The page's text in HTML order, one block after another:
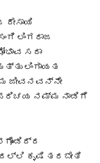
ಲಿಂಗರಾಜ
ಸದಾ
ಲಿಂಗಾಯತ
ಜೀವನವನ್ನೇ
ಪರಿಚಯ ನಮ್ಮ ನಾಡಿಗೆ
ಕೃಷಿ ತರಬೇತಿ